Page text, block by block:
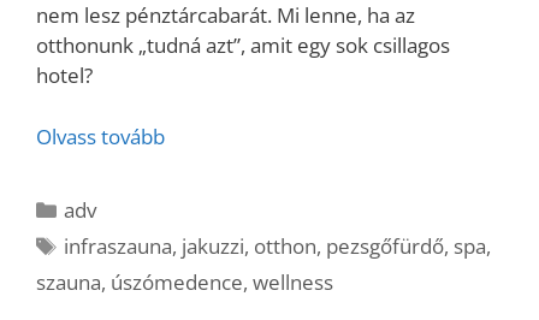
nem lesz pénztárcabarát. Mi lenne, ha az
otthonunk „tudná azt”, amit egy sok csillagos
hotel?
Olvass tovább
Kategória
adv
Címkék
infraszauna, jakuzzi, otthon, pezsgőfürdő, spa,
szauna, úszómedence, wellness